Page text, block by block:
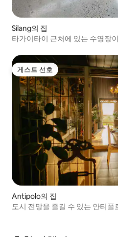
Silang의 집
타가이타이 근처에 있는 수영장
게스트 선호
게스트 선호
Antipolo의 집
도시 전망을 즐길 수 있는 안티폴